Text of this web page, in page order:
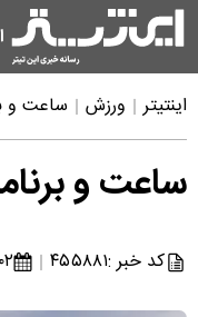
اینتیتر ورزش ساعت و برنامه
ساعت و برنامه
کد خبر :۴۵۵۸۸۱ ۰۲ تیر ۱۴۰۵ - ۱۵:۲۳